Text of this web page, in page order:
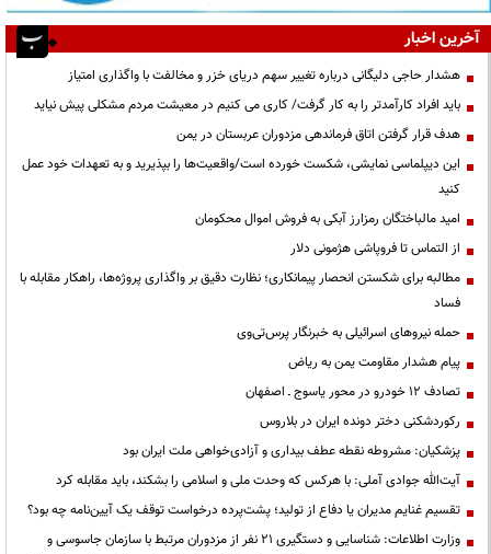
آخرین اخبار
هشدار حاجی دلیگانی درباره تغییر سهم دریای خزر و مخالفت با واگذاری امتیاز
باید افراد کارآمدتر را به کار گرفت/ کاری می کنیم در معیشت مردم مشکلی پیش نیاید
هدف قرار گرفتن اتاق‌ فرماندهی مزدوران عربستان در یمن
این دیپلماسی نمایشی، شکست خورده است/واقعیت‌ها را بپذیرید و به تعهدات خود عمل
کنید
امید مالباختگان رمزارز آبکی به فروش اموال محکومان
از التماس تا فروپاشی هژمونی دلار
مطالبه برای شکستن انحصار پیمانکاری؛ نظارت دقیق بر واگذاری پروژه‌ها، راهکار مقابله با
فساد
حمله نیروهای اسرائیلی به خبرنگار پرس‌تی‌وی
پیام هشدار مقاومت یمن به ریاض
تصادف ۱۲ خودرو در محور یاسوج ـ اصفهان
رکوردشکنی دختر دونده ایران در بلاروس
پزشکیان: مشروطه نقطه عطف بیداری و آزادی‌خواهی ملت ایران بود
آیت‌الله جوادی آملی: با هرکس که وحدت ملی و اسلامی را بشکند، باید مقابله کرد
تقسیم غنایم مدیران یا دفاع از تولید؛ پشت‌پرده درخواست توقف یک آیین‌نامه چه بود؟
وزارت اطلاعات: شناسایی و دستگیری ۲۱ نفر از مزدوران مرتبط با سازمان جاسوسی و